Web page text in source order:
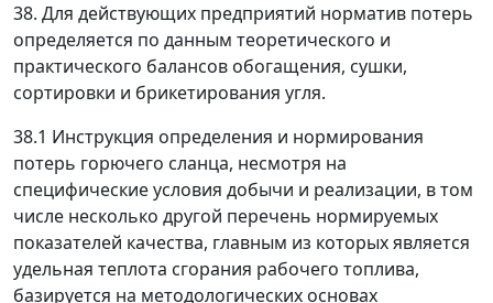
38. Для действующих предприятий норматив потерь
определяется по данным теоретического и
практического балансов обогащения, сушки,
сортировки и брикетирования угля.
38.1 Инструкция определения и нормирования
потерь горючего сланца, несмотря на
специфические условия добычи и реализации, в том
числе несколько другой перечень нормируемых
показателей качества, главным из которых является
удельная теплота сгорания рабочего топлива,
базируется на методологических основах